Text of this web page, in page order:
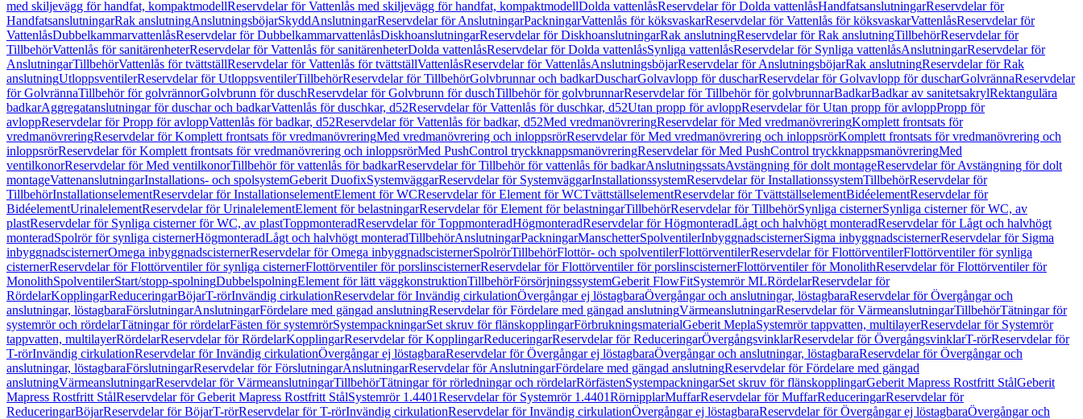
med skiljevägg för handfat, kompaktmodellReservdelar för Vattenlås med skiljevägg för handfat, kompaktmodellDolda vattenlåsReservdelar för Dolda vattenlåsHandfatsanslutningarReservdelar för
HandfatsanslutningarRak anslutningAnslutningsböjarSkyddAnslutningarReservdelar för AnslutningarPackningarVattenlås för köksvaskarReservdelar för Vattenlås för köksvaskarVattenlåsReservdelar för
VattenlåsDubbelkammarvattenlåsReservdelar för DubbelkammarvattenlåsDiskhoanslutningarReservdelar för DiskhoanslutningarRak anslutningReservdelar för Rak anslutningTillbehörReservdelar för
TillbehörVattenlås för sanitärenheterReservdelar för Vattenlås för sanitärenheterDolda vattenlåsReservdelar för Dolda vattenlåsSynliga vattenlåsReservdelar för Synliga vattenlåsAnslutningarReservdelar för
AnslutningarTillbehörVattenlås för tvättställReservdelar för Vattenlås för tvättställVattenlåsReservdelar för VattenlåsAnslutningsböjarReservdelar för AnslutningsböjarRak anslutningReservdelar för Rak
anslutningUtloppsventilerReservdelar för UtloppsventilerTillbehörReservdelar för TillbehörGolvbrunnar och badkarDuscharGolvavlopp för duscharReservdelar för Golvavlopp för duscharGolvrännaReservdelar
för GolvrännaTillbehör för golvrännorGolvbrunn för duschReservdelar för Golvbrunn för duschTillbehör för golvbrunnarReservdelar för Tillbehör för golvbrunnarBadkarBadkar av sanitetsakrylRektangulära
badkarAggregatanslutningar för duschar och badkarVattenlås för duschkar, d52Reservdelar för Vattenlås för duschkar, d52Utan propp för avloppReservdelar för Utan propp för avloppPropp för
avloppReservdelar för Propp för avloppVattenlås för badkar, d52Reservdelar för Vattenlås för badkar, d52Med vredmanövreringReservdelar för Med vredmanövreringKomplett frontsats för
vredmanövreringReservdelar för Komplett frontsats för vredmanövreringMed vredmanövrering och inloppsrörReservdelar för Med vredmanövrering och inloppsrörKomplett frontsats för vredmanövrering och
inloppsrörReservdelar för Komplett frontsats för vredmanövrering och inloppsrörMed PushControl tryckknappsmanövreringReservdelar för Med PushControl tryckknappsmanövreringMed
ventilkonorReservdelar för Med ventilkonorTillbehör för vattenlås för badkarReservdelar för Tillbehör för vattenlås för badkarAnslutningssatsAvstängning för dolt montageReservdelar för Avstängning för dolt
montageVattenanslutningarInstallations- och spolsystemGeberit DuofixSystemväggarReservdelar för SystemväggarInstallationssystemReservdelar för InstallationssystemTillbehörReservdelar för
TillbehörInstallationselementReservdelar för InstallationselementElement för WCReservdelar för Element för WCTvättställselementReservdelar för TvättställselementBidéelementReservdelar för
BidéelementUrinalelementReservdelar för UrinalelementElement för belastningarReservdelar för Element för belastningarTillbehörReservdelar för TillbehörSynliga cisternerSynliga cisterner för WC, av
plastReservdelar för Synliga cisterner för WC, av plastToppmonteradReservdelar för ToppmonteradHögmonteradReservdelar för HögmonteradLågt och halvhögt monteradReservdelar för Lågt och halvhögt
monteradSpolrör för synliga cisternerHögmonteradLågt och halvhögt monteradTillbehörAnslutningarPackningarManschetterSpolventilerInbyggnadscisternerSigma inbyggnadscisternerReservdelar för Sigma
inbyggnadscisternerOmega inbyggnadscisternerReservdelar för Omega inbyggnadscisternerSpolrörTillbehörFlottör- och spolventilerFlottörventilerReservdelar för FlottörventilerFlottörventiler för synliga
cisternerReservdelar för Flottörventiler för synliga cisternerFlottörventiler för porslinscisternerReservdelar för Flottörventiler för porslinscisternerFlottörventiler för MonolithReservdelar för Flottörventiler för
MonolithSpolventilerStart/stopp-spolningDubbelspolningElement för lätt väggkonstruktionTillbehörFörsörjningssystemGeberit FlowFitSystemrör MLRördelarReservdelar för
RördelarKopplingarReduceringarBöjarT-rörInvändig cirkulationReservdelar för Invändig cirkulationÖvergångar ej löstagbaraÖvergångar och anslutningar, löstagbaraReservdelar för Övergångar och
anslutningar, löstagbaraFörslutningarAnslutningarFördelare med gängad anslutningReservdelar för Fördelare med gängad anslutningVärmeanslutningarReservdelar för VärmeanslutningarTillbehörTätningar för
systemrör och rördelarTätningar för rördelarFästen för systemrörSystempackningarSet skruv för flänskopplingarFörbrukningsmaterialGeberit MeplaSystemrör tappvatten, multilayerReservdelar för Systemrör
tappvatten, multilayerRördelarReservdelar för RördelarKopplingarReservdelar för KopplingarReduceringarReservdelar för ReduceringarÖvergångsvinklarReservdelar för ÖvergångsvinklarT-rörReservdelar för
T-rörInvändig cirkulationReservdelar för Invändig cirkulationÖvergångar ej löstagbaraReservdelar för Övergångar ej löstagbaraÖvergångar och anslutningar, löstagbaraReservdelar för Övergångar och
anslutningar, löstagbaraFörslutningarReservdelar för FörslutningarAnslutningarReservdelar för AnslutningarFördelare med gängad anslutningReservdelar för Fördelare med gängad
anslutningVärmeanslutningarReservdelar för VärmeanslutningarTillbehörTätningar för rörledningar och rördelarRörfästenSystempackningarSet skruv för flänskopplingarGeberit Mapress Rostfritt StålGeberit
Mapress Rostfritt StålReservdelar för Geberit Mapress Rostfritt StålSystemrör 1.4401Reservdelar för Systemrör 1.4401RörnipplarMuffarReservdelar för MuffarReduceringarReservdelar för
ReduceringarBöjarReservdelar för BöjarT-rörReservdelar för T-rörInvändig cirkulationReservdelar för Invändig cirkulationÖvergångar ej löstagbaraReservdelar för Övergångar ej löstagbaraÖvergångar och